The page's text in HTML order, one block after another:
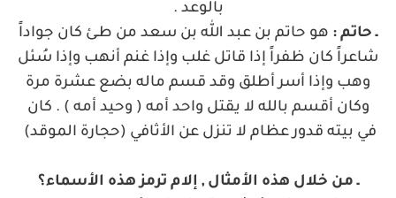
بالوعد .
ـ حاتم : هو حاتم بن عبد الله بن سعد من طـئ كان جواداً
شاعراً كان ظفراً إذا قاتل غلب وإذا غنم أنهب وإذا سُئل
وهب وإذا أسر أطلق وقد قسم ماله بضع عشرة مرة
وكان أقسم بالله لا يقتل واحد أمه ( وحيد أمه ) . كان
في بيته قدور عظام لا تنزل عن الأثافي (حجارة الموقد)
ـ من خلال هذه الأمثال , إلام ترمز هذه الأسماء؟